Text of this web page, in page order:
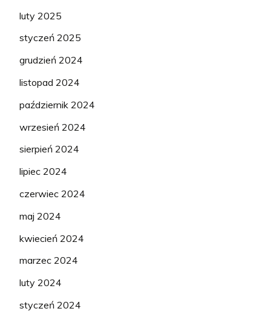
luty 2025
styczeń 2025
grudzień 2024
listopad 2024
październik 2024
wrzesień 2024
sierpień 2024
lipiec 2024
czerwiec 2024
maj 2024
kwiecień 2024
marzec 2024
luty 2024
styczeń 2024